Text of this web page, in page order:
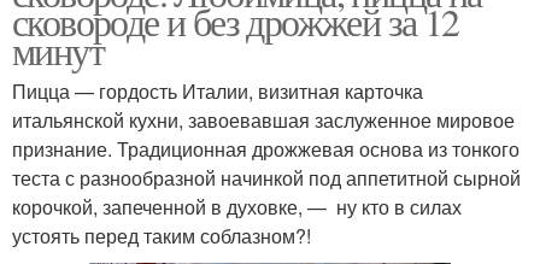
сковороде и без дрожжей за 12
минут
Пицца — гордость Италии, визитная карточка
итальянской кухни, завоевавшая заслуженное мировое
признание. Традиционная дрожжевая основа из тонкого
теста с разнообразной начинкой под аппетитной сырной
корочкой, запеченной в духовке, — ну кто в силах
устоять перед таким соблазном?!